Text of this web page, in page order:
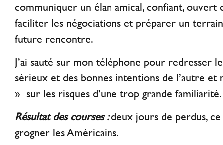
communiquer un élan amical, confiant, ouvert
faciliter les négociations et préparer un
future rencontre.
J’ai sauté sur mon téléphone pour redresser
sérieux et des bonnes intentions de l’autre et
» sur les risques d’une trop grande familiarité.
Résultat des courses :deux jours de perdus,
grogner les Américains.